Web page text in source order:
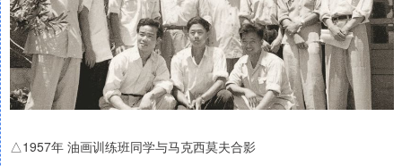
△1957年 油画训练班同学与马克西莫夫合影